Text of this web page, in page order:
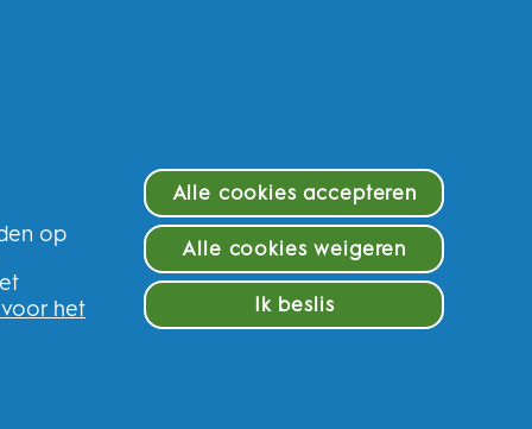
en krijg 10% op uw eerste
op
het
Alle cookies accepteren
Alle cookies weigeren
Ik beslis